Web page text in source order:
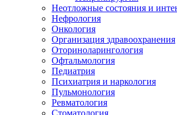
Неотложные состояния и
Нефрология
Онкология
Организация здравоохранения
Оториноларингология
Офтальмология
Педиатрия
Психиатрия и наркология
Пульмонология
Ревматология
Стоматология